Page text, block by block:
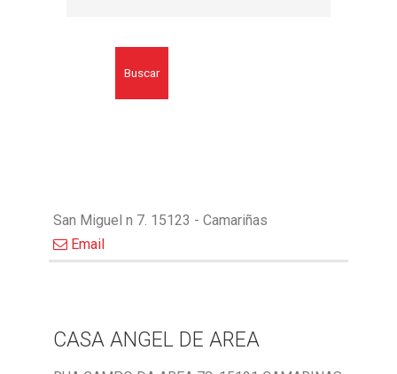
Buscar
San Miguel n 7. 15123 - Camariñas
Email
CASA ANGEL DE AREA